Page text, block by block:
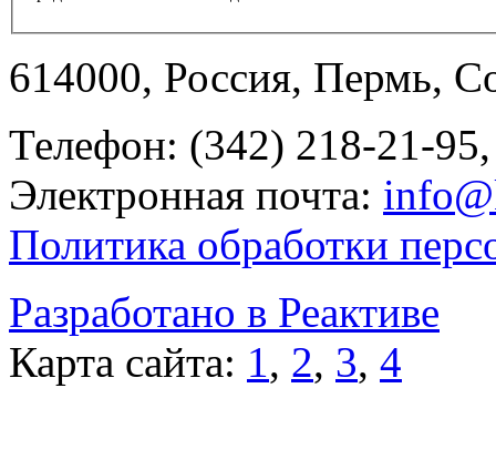
614000, Россия, Пермь,
Телефон: (342) 218-21-
Электронная почта:
Политика обработки
Разработано в Реактиве
Карта сайта: 1, 2, 3, 4